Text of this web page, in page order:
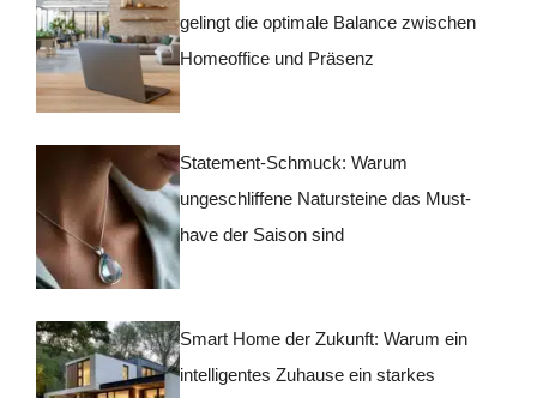
gelingt die optimale Balance zwischen
Homeoffice und Präsenz
Statement-Schmuck: Warum
ungeschliffene Natursteine das Must-
have der Saison sind
Smart Home der Zukunft: Warum ein
intelligentes Zuhause ein starkes